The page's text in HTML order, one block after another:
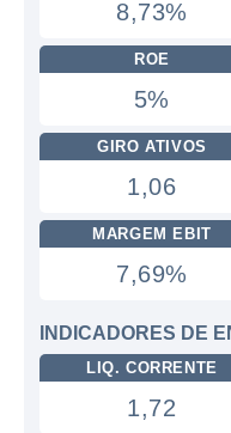
8,73%
ROE
5%
GIRO ATIVOS
1,06
MARGEM EBIT
7,69%
INDICADORES DE
LIQ. CORRENTE
1,72